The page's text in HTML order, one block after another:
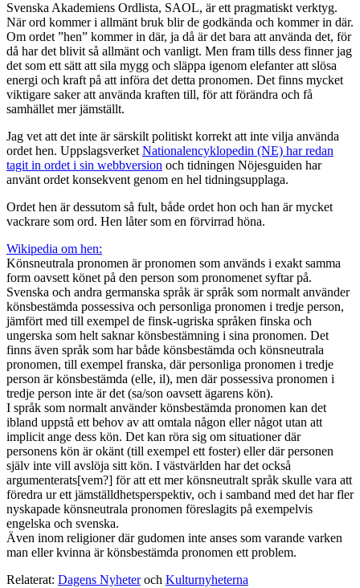
Svenska Akademiens Ordlista, SAOL, är ett pragmatiskt verktyg.
När ord kommer i allmänt bruk blir de godkända och kommer in där.
Om ordet ”hen” kommer in där, ja då är det bara att använda det, för
då har det blivit så allmänt och vanligt. Men fram tills dess finner jag
det som ett sätt att sila mygg och släppa igenom elefanter att slösa
energi och kraft på att införa det detta pronomen. Det finns mycket
viktigare saker att använda kraften till, för att förändra och få
samhället mer jämställt.
Jag vet att det inte är särskilt politiskt korrekt att inte vilja använda
ordet hen. UppslagsverketNationalencyklopedin (NE) har redan
tagit in ordet i sin webbversion och tidningen Nöjesguiden har
använt ordet konsekvent genom en hel tidningsupplaga.
Ordet hen är dessutom så fult, både ordet hon och han är mycket
vackrare som ord. Hen låter som en förvirrad höna.
Wikipedia om hen:
Könsneutrala pronomen är pronomen som används i exakt samma
form oavsett könet på den person som pronomenet syftar på.
Svenska och andra germanska språk är språk som normalt använder
könsbestämda possessiva och personliga pronomen i tredje person,
jämfört med till exempel de finsk-ugriska språken finska och
ungerska som helt saknar könsbestämning i sina pronomen. Det
finns även språk som har både könsbestämda och könsneutrala
pronomen, till exempel franska, där personliga pronomen i tredje
person är könsbestämda (elle, il), men där possessiva pronomen i
tredje person inte är det (sa/son oavsett ägarens kön).
I språk som normalt använder könsbestämda pronomen kan det
ibland uppstå ett behov av att omtala någon eller något utan att
implicit ange dess kön. Det kan röra sig om situationer där
personens kön är okänt (till exempel ett foster) eller där personen
själv inte vill avslöja sitt kön. I västvärlden har det också
argumenterats[vem?] för att ett mer könsneutralt språk skulle vara att
föredra ur ett jämställdhetsperspektiv, och i samband med det har fler
nyskapade könsneutrala pronomen föreslagits på exempelvis
engelska och svenska.
Även inom religioner där gudomen inte anses som varande varken
man eller kvinna är könsbestämda pronomen ett problem.
Relaterat: Dagens Nyheteroch Kulturnyheterna